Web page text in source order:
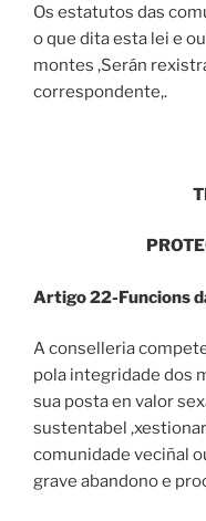
Os estatutos das
o que dita esta lei e
montes ,Serán
correspondente,.
TITULO
PROTECCIÓN
Artigo 22-Funcions
A conselleria
pola integridade dos
sua posta en valor
sustentabel
comunidade veciñal
grave abandono e